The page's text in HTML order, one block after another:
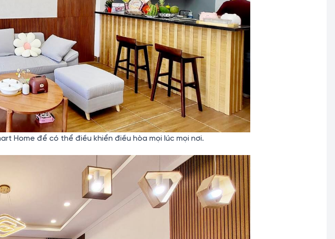
Home để có thể điều khiển điều hòa mọi lúc mọi nơi.